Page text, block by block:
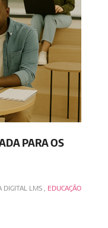
PARA OS
DIGITAL LMS, EDUCAÇÃO